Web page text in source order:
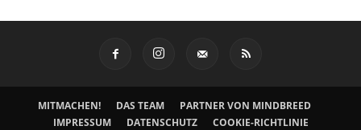
MITMACHEN! DAS TEAM
PARTNER VON MINDBREED
IMPRESSUM
DATENSCHUTZ COOKIE-RICHTLINIE